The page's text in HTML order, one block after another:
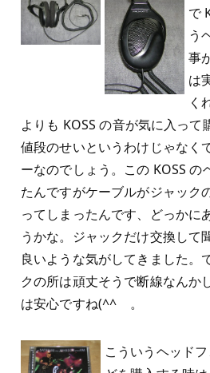
で
う
事
は
く
よりも KOSS の音が気に入って
値段のせいというわけじゃなく
ーなのでしょう。この KOSS の
たんですがケーブルがジャック
ってしまったんです、どっかに
うかな。ジャックだけ交換して
良いような気がしてきました。
クの所は頑丈そうで断線なんか
は安心ですね(^^ゞ。
こういうヘッド